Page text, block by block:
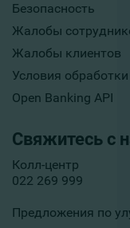
Безопасность
Жалобы
Жалобы клиентов
Условия
Open Banking API
Свяжитесь с
Колл-центр
022 269 999
Предложения по